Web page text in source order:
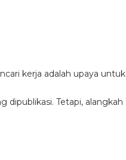
kerja adalah upaya untuk
Tetapi, alangkah